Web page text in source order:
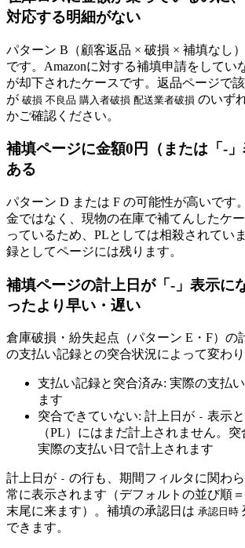
対応する明細がない
パターン B（顧客返品 × 破損 × 補填なし
です。Amazonに対する補填申請をしてい
が却下されたケースです。返品ページで
が 破損 不良品 購入者破損 配送業者破損 のいず
かご確認ください。
補填ページに金額0円（または「-
ある
パターン D または F の可能性が高いです
金ではなく、現物の在庫で補てんしたケ
っているため、PLとしては相殺されてい
録としてページには残ります。
補填ページの計上日が「-」表示に
ったより早い・遅い
倉庫破損・紛失起点（パターン E・F）の
の支払い記録との突合状況によって変わり
支払い記録と突合済み: 実際の支払
ます
突合できていない: 計上日が - 表示
（PL）にはまだ計上されません。突
実際の支払い日で計上されます
計上日が - の行も、期間フィルタに関わ
常に表示されます（デフォルトの並び順
末尾に来ます）。補填の承認日は 承認日時
できます。